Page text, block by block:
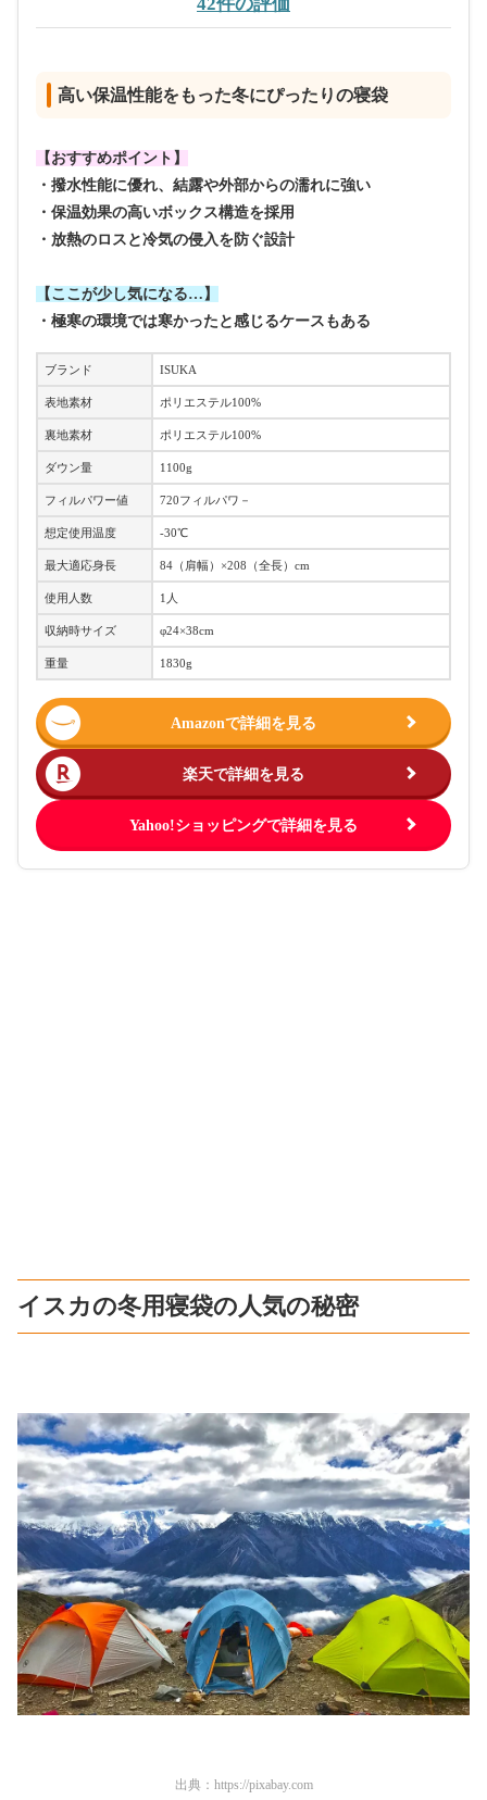
高い保温性能をもった冬にぴったりの寝袋
【おすすめポイント】
・撥水性能に優れ、結露や外部からの濡れに強い
・保温効果の高いボックス構造を採用
・放熱のロスと冷気の侵入を防ぐ設計
【ここが少し気になる…】
・極寒の環境では寒かったと感じるケースもある
ブランド ISUKA
表地素材 ポリエステル100%
裏地素材 ポリエステル100%
ダウン量 1100g
フィルパワー値 720フィルパワ－
想定使用温度 -30℃
最大適応身長 84（肩幅）×208（全長）cm
使用人数 1人
収納時サイズ φ24×38cm
重量 1830g
Amazonで詳細を見る
楽天で詳細を見る
Yahoo!ショッピングで詳細を見る
イスカの冬用寝袋の人気の秘密
出典： https://pixabay.com